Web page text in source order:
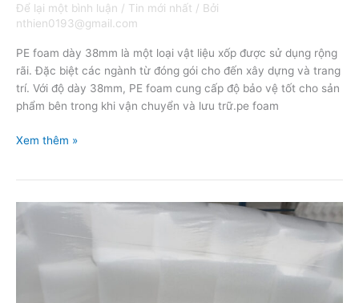
Để lại một bình luận / Tin mới nhất / Bởi
nthien0193@gmail.com
PE foam dày 38mm là một loại vật liệu xốp được sử dụng rộng
rãi. Đặc biệt các ngành từ đóng gói cho đến xây dựng và trang
trí. Với độ dày 38mm, PE foam cung cấp độ bảo vệ tốt cho sản
phẩm bên trong khi vận chuyển và lưu trữ.pe foam
dày
38mm
Xem thêm »